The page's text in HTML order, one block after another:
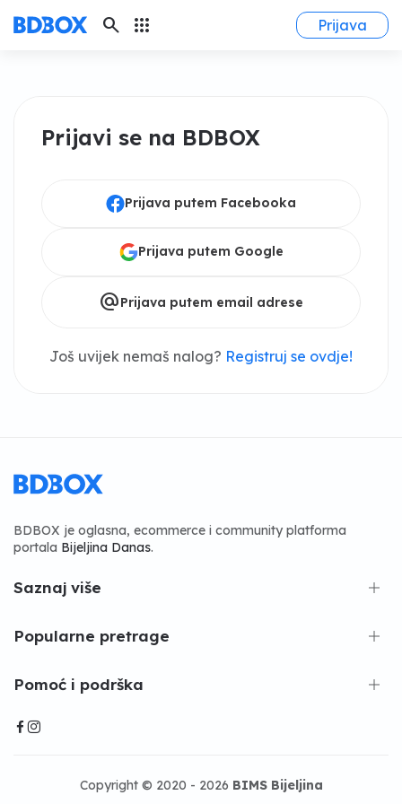
search apps Prijava
Prijavi se na BDBOX
Prijava putem Facebooka
Prijava putem Google
alternate_emailPrijava putem email adrese
Još uvijek nemaš nalog? Registruj se ovdje!
BDBOX je oglasna, ecommerce i community platforma
portala Bijeljina Danas.
Saznaj više
Popularne pretrage
Pomoć i podrška
Copyright © 2020 - 2026 BIMS Bijeljina